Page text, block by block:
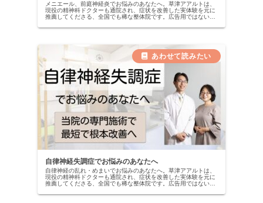
メニエール、前庭神経炎でお悩みのあなたへ。草津アアルトは、
現役の精神科ドクターも通院され、症状を改善した実体験を元に
推薦してくださる、全国でも稀な整体院です。広告用ではない、
せんか？
自律神経失調症でお悩みのあなたへ
自律神経の乱れ・めまいでお悩みのあなたへ。草津アアルトは、
現役の精神科ドクターも通院され、症状を改善した実体験を元に
推薦してくださる、全国でも稀な整体院です。広告用ではない、
せんか？